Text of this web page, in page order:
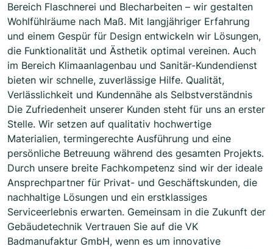
Bereich Flaschnerei und Blecharbeiten – wir gestalten
Wohlfühlräume nach Maß. Mit langjähriger Erfahrung
und einem Gespür für Design entwickeln wir Lösungen,
die Funktionalität und Ästhetik optimal vereinen. Auch
im Bereich Klimaanlagenbau und Sanitär-Kundendienst
bieten wir schnelle, zuverlässige Hilfe. Qualität,
Verlässlichkeit und Kundennähe als Selbstverständnis
Die Zufriedenheit unserer Kunden steht für uns an erster
Stelle. Wir setzen auf qualitativ hochwertige
Materialien, termingerechte Ausführung und eine
persönliche Betreuung während des gesamten Projekts.
Durch unsere breite Fachkompetenz sind wir der ideale
Ansprechpartner für Privat- und Geschäftskunden, die
nachhaltige Lösungen und ein erstklassiges
Serviceerlebnis erwarten. Gemeinsam in die Zukunft der
Gebäudetechnik Vertrauen Sie auf die VK
Badmanufaktur GmbH, wenn es um innovative